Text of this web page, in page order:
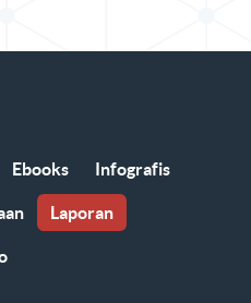
Ebooks Infografis
Laporan